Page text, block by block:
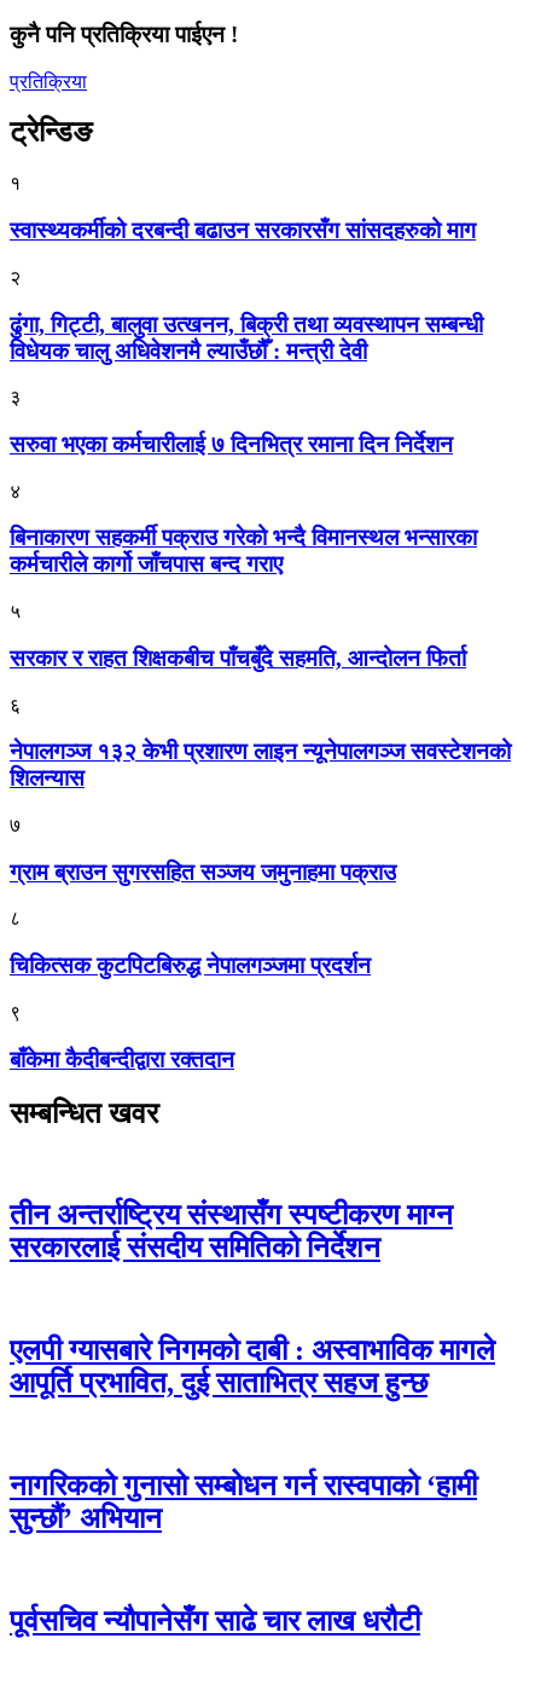
कुनै पनि प्रतिक्रिया पाईएन !
प्रतिक्रिया
ट्रेन्डिङ
१
स्वास्थ्यकर्मीको दरबन्दी बढाउन सरकारसँग सांसदहरुको माग
२
ढुंगा, गिट्टी, बालुवा उत्खनन, बिक्री तथा व्यवस्थापन सम्बन्धी
विधेयक चालु अधिवेशनमै ल्याउँछौँ : मन्त्री देवी
३
सरुवा भएका कर्मचारीलाई ७ दिनभित्र रमाना दिन निर्देशन
४
बिनाकारण सहकर्मी पक्राउ गरेको भन्दै विमानस्थल भन्सारका
कर्मचारीले कार्गो जाँचपास बन्द गराए
५
सरकार र राहत शिक्षकबीच पाँचबुँदे सहमति, आन्दोलन फिर्ता
६
नेपालगञ्ज १३२ केभी प्रशारण लाइन न्यूनेपालगञ्ज सवस्टेशनको
शिलन्यास
७
ग्राम ब्राउन सुगरसहित सञ्जय जमुनाहमा पक्राउ
८
चिकित्सक कुटपिटबिरुद्ध नेपालगञ्जमा प्रदर्शन
९
बाँकेमा कैदीबन्दीद्वारा रक्तदान
सम्बन्धित खवर
तीन अन्तर्राष्ट्रिय संस्थासँग स्पष्टीकरण माग्न
सरकारलाई संसदीय समितिको निर्देशन
एलपी ग्यासबारे निगमको दाबी : अस्वाभाविक मागले
आपूर्ति प्रभावित, दुई साताभित्र सहज हुन्छ
नागरिकको गुनासो सम्बोधन गर्न रास्वपाको ‘हामी
सुन्छौं’ अभियान
पूर्वसचिव न्यौपानेसँग साढे चार लाख धरौटी